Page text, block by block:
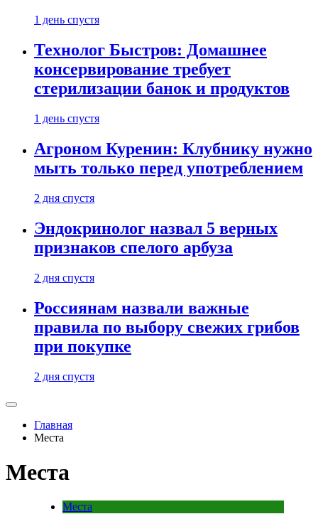
1 день спустя
Технолог Быстров: Домашнее
консервирование требует
стерилизации банок и продуктов
1 день спустя
Агроном Куренин: Клубнику нужно
мыть только перед употреблением
2 дня спустя
Эндокринолог назвал 5 верных
признаков спелого арбуза
2 дня спустя
Россиянам назвали важные
правила по выбору свежих грибов
при покупке
2 дня спустя
Главная
Места
Места
Места